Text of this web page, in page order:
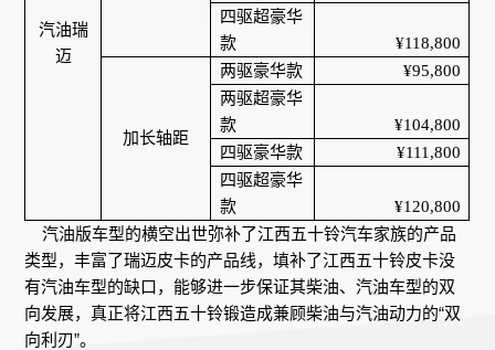
汽油瑞
迈
四驱超豪华
款
¥118,800
加长轴距
两驱豪华款
¥95,800
两驱超豪华
款
¥104,800
四驱豪华款
¥111,800
四驱超豪华
款
¥120,800
汽油版车型的横空出世弥补了江西五十铃汽车家族的产品
类型，丰富了瑞迈皮卡的产品线，填补了江西五十铃皮卡没
有汽油车型的缺口，能够进一步保证其柴油、汽油车型的双
向发展，真正将江西五十铃锻造成兼顾柴油与汽油动力的“双
向利刃”。